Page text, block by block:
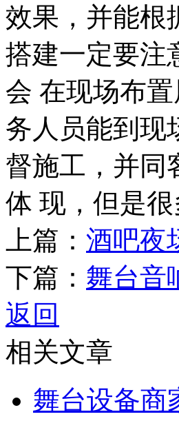
效果，并能根
搭建一定要注
会 在现场布
务人员能到现
督施工，并同
体 现，但是
上篇： 酒吧夜
下篇： 舞台音
返回
相关文章
舞台设备商